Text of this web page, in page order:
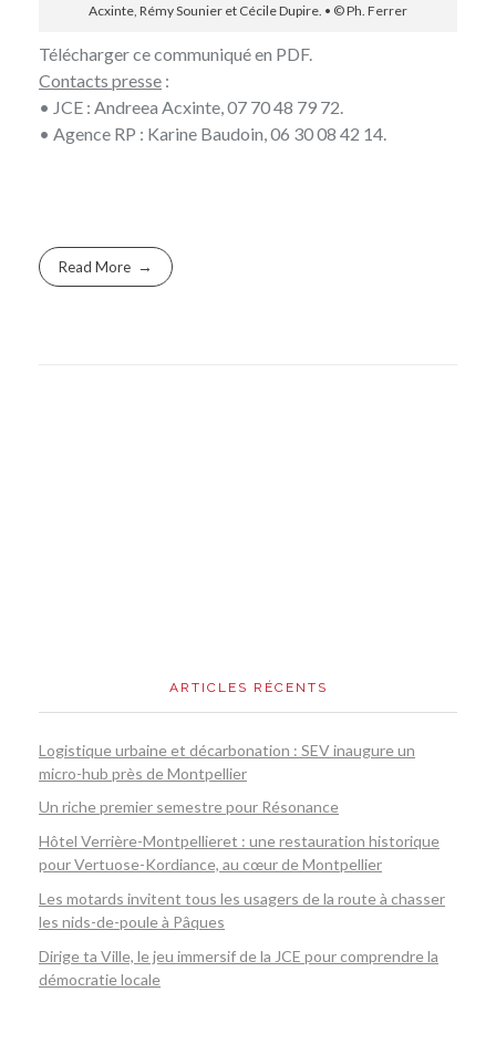
Acxinte, Rémy Sounier et Cécile Dupire. • © Ph. Ferrer
Téléchargerce communiqué en PDF.
Contacts presse :
• JCE : Andreea Acxinte, 07 70 48 79 72.
• Agence RP : Karine Baudoin, 06 30 08 42 14.
Read More
ARTICLES RÉCENTS
Logistique urbaine et décarbonation : SEV inaugure un
micro-hub près de Montpellier
Un riche premier semestre pour Résonance
Hôtel Verrière-Montpellieret : une restauration historique
pour Vertuose-Kordiance, au cœur de Montpellier
Les motards invitent tous les usagers de la route à chasser
les nids-de-poule à Pâques
Dirige ta Ville, le jeu immersif de la JCE pour comprendre la
démocratie locale